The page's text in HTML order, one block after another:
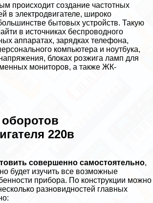
происходит создание частотных
в электродвигателе, широко
бытовых устройств. Такую
в источниках беспроводного
аппаратах, зарядках телефона,
компьютера и ноутбука,
блоках розжига ламп для
мониторов, а также ЖК-
оборотов
220в
совершенно самостоятельно,
будет изучить все возможные
прибора. По конструкции можно
разновидностей главных